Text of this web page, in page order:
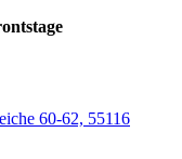
60-62, 55116